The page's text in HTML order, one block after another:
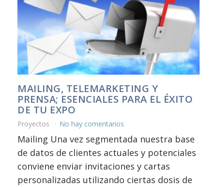
MAILING, TELEMARKETING Y
PRENSA; ESENCIALES PARA EL ÉXITO
DE TU EXPO
Proyectos No hay comentarios
Mailing Una vez segmentada nuestra base
de datos de clientes actuales y potenciales
conviene enviar invitaciones y cartas
personalizadas utilizando ciertas dosis de